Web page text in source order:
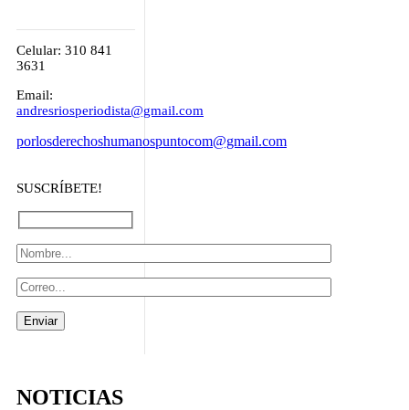
Celular: 310 841
3631
Email:
andresriosperiodista@gmail.com
porlosderechoshumanospuntocom@gmail.com
SUSCRÍBETE!
NOTICIAS